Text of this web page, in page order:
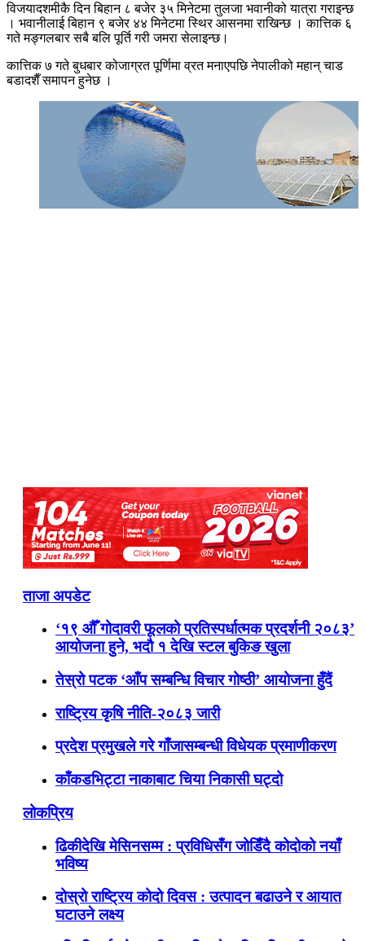
विजयादशमीकै दिन बिहान ८ बजेर ३५ मिनेटमा तुलजा भवानीको यात्रा गराइन्छ
। भवानीलाई बिहान ९ बजेर ४४ मिनेटमा स्थिर आसनमा राखिन्छ । कात्तिक ६
गते मङ्गलबार सबै बलि पूर्ति गरी जमरा सेलाइन्छ।
कात्तिक ७ गते बुधबार कोजाग्रत पूर्णिमा व्रत मनाएपछि नेपालीको महान् चाड
बडादशैँ समापन हुनेछ ।
ताजा अपडेट
‘१९ औँ गोदावरी फूलको प्रतिस्पर्धात्मक प्रदर्शनी २०८३’
आयोजना हुने, भदौ १ देखि स्टल बुकिङ खुला
तेस्रो पटक ‘आँप सम्बन्धि विचार गोष्ठी’ आयोजना हुँदैं
राष्ट्रिय कृषि नीति-२०८३ जारी
प्रदेश प्रमुखले गरे गाँजासम्बन्धी विधेयक प्रमाणीकरण
काँकडभिट्टा नाकाबाट चिया निकासी घट्दो
लोकप्रिय
ढिकीदेखि मेसिनसम्म : प्रविधिसँग जोडिँदै कोदोको नयाँ
भविष्य
दोस्रो राष्ट्रिय कोदो दिवस : उत्पादन बढाउने र आयात
घटाउने लक्ष्य